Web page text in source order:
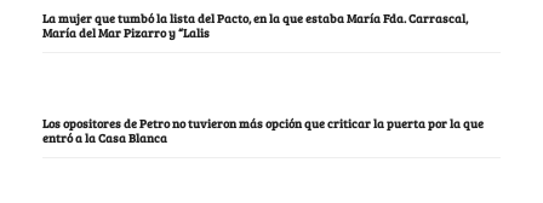
La mujer que tumbó la lista del Pacto, en la que estaba María Fda. Carrascal,
María del Mar Pizarro y “Lalis
Los opositores de Petro no tuvieron más opción que criticar la puerta por la que
entró a la Casa Blanca